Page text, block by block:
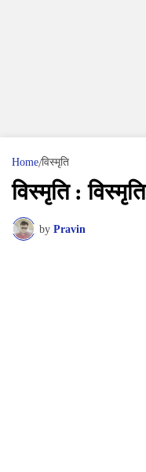
Home विस्मृति
विस्मृति :
by Pravin